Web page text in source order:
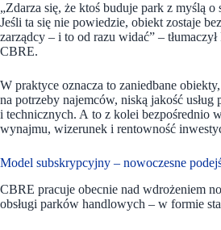
„Zdarza się, że ktoś buduje park z myślą o
Jeśli ta się nie powiedzie, obiekt zostaje
zarządcy – i to od razu widać” –
CBRE.
W praktyce oznacza to zaniedbane
na potrzeby najemców, niską jakość usług
i technicznych. A to z kolei bezpośrednio
wynajmu, wizerunek i rentowność
Model subskrypcyjny – nowoczesne
CBRE pracuje obecnie nad wdrożeniem
obsługi parków handlowych – w formie